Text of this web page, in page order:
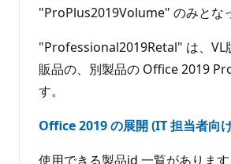
"ProPlus2019Volume" のみとな
"Professional2019Retal" は、VL
販品の、別製品の Office 2019
す。
Office 2019 の展開 (IT 担当者向
使用できる製品id 一覧があります